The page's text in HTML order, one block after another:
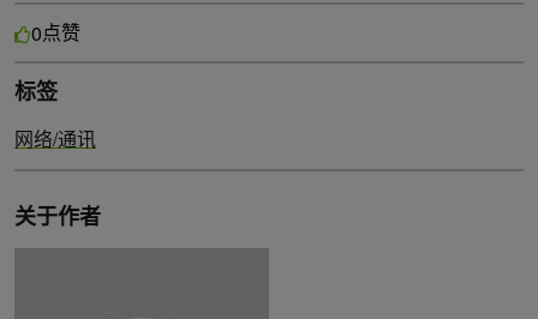
doMakeConfig
doMake
0点赞
标签
网络/通讯
关于作者